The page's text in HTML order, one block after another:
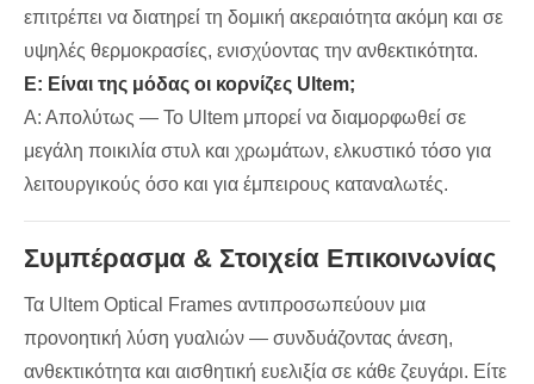
επιτρέπει να διατηρεί τη δομική ακεραιότητα ακόμη και σε
υψηλές θερμοκρασίες, ενισχύοντας την ανθεκτικότητα.
Ε: Είναι της μόδας οι κορνίζες Ultem;
Α: Απολύτως — Το Ultem μπορεί να διαμορφωθεί σε
μεγάλη ποικιλία στυλ και χρωμάτων, ελκυστικό τόσο για
λειτουργικούς όσο και για έμπειρους καταναλωτές.
Συμπέρασμα & Στοιχεία Επικοινωνίας
Τα Ultem Optical Frames αντιπροσωπεύουν μια
προνοητική λύση γυαλιών — συνδυάζοντας άνεση,
ανθεκτικότητα και αισθητική ευελιξία σε κάθε ζευγάρι. Είτε